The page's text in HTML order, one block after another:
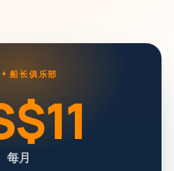
船长俱乐部
每月